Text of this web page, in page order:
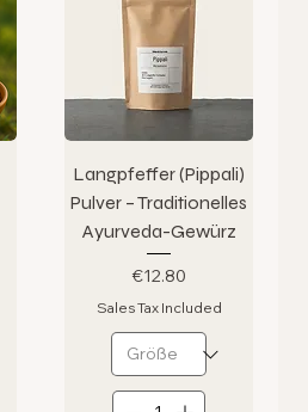
Langpfeffer (Pippali)
Pulver – Traditionelles
Ayurveda-Gewürz
Price
€12.80
Sales Tax Included